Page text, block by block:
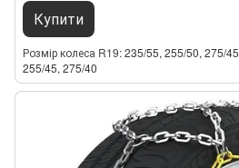
Купити
Розмір колеса R19 235/55, 255/50, 275/45
255/45, 275/40